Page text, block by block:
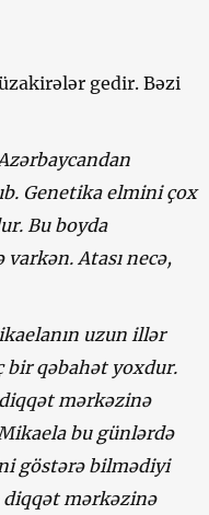
gedir. Bəzi
Genetika elmini çox
Bu boyda
Atası necə,
uzun illər
bir qəbahət yoxdur.
mərkəzinə
bu günlərdə
göstərə bilmədiyi
mərkəzinə